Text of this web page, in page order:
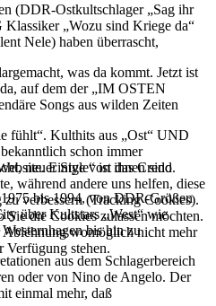
(DDR-Ostkultschlager „Sag ihr
„Wozu sind Kriege da“
Nele) haben überrascht,
was da kommt. Jetzt ist
auf dem der „IM OSTEN
Songs aus wilden Zeiten
fühlt“. Kulthits aus „Ost“ UND
schon immer
neuer Style“ ist das Credo.
bis 1994, von DDR-Größen
über Kultstars „West“ wie
bis hin zu
aus dem Schlagerbereich
oder von Nino de Angelo. Der
einmal mehr, daß
Einige von ihnen sind
während andere uns helfen, diese
verbessern (Tracking Cookies).
Sie die Cookies zulassen möchten.
Ablehnung womöglich nicht mehr
Verfügung stehen.